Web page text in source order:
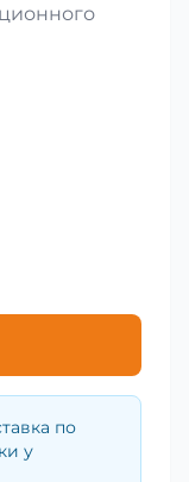
по
у